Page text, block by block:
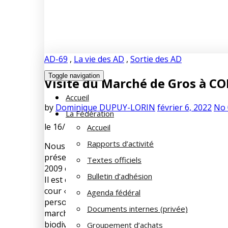
Toggle navigation
Accueil
La Fédération
Accueil
Rapports d’activité
Textes officiels
Bulletin d’adhésion
Agenda fédéral
Documents internes (privée)
Groupement d’achats
AD-69 , La vie des AD , Sortie des AD
Visite du Marché de Gros à
by Dominique DUPUY-LORIN février 6, 2022 No
le 16/12/2021 (AD69)
Nous étions 18 participants à nous être levés
présentation du site. C’est le premier marché
2009 en remplacement du « Marché-Gare » de
Il est constitué de 2 halles de 350 mètres de
cour « clients » centrale. Le Marché de Gros
personnes (grossistes, producteurs,
marchandises sont échangées par an. Le
biodiversité, recyclage des déchets, qualité